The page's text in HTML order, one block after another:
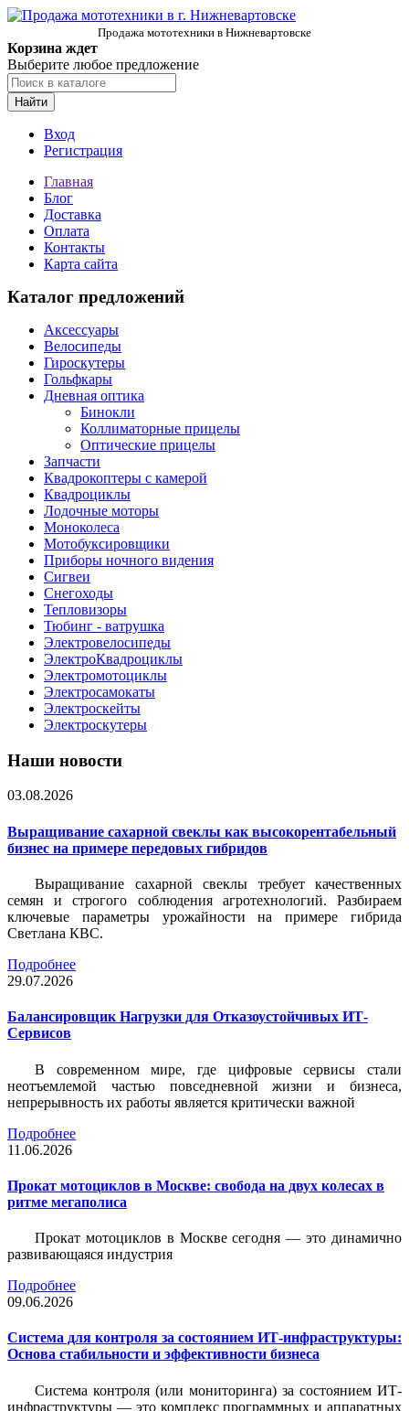
Продажа мототехники в Нижневартовске
Корзина ждет
Выберите любое предложение
Найти
Вход
Регистрация
Главная
Блог
Доставка
Оплата
Контакты
Карта сайта
Каталог предложений
Аксессуары
Велосипеды
Гироскутеры
Гольфкары
Дневная оптика
Бинокли
Коллиматорные прицелы
Оптические прицелы
Запчасти
Квадрокоптеры с камерой
Квадроциклы
Лодочные моторы
Моноколеса
Мотобуксировщики
Приборы ночного видения
Сигвеи
Снегоходы
Тепловизоры
Тюбинг - ватрушка
Электровелосипеды
ЭлектроКвадроциклы
Электромотоциклы
Электросамокаты
Электроскейты
Электроскутеры
Наши новости
03.08.2026
Выращивание сахарной свеклы как высокорентабельный
бизнес на примере передовых гибридов
Выращивание сахарной свеклы требует качественных
семян и строгого соблюдения агротехнологий. Разбираем
ключевые параметры урожайности на примере гибрида
Светлана КВС.
Подробнее
29.07.2026
Балансировщик Нагрузки для Отказоустойчивых ИТ-
Сервисов
В современном мире, где цифровые сервисы стали
неотъемлемой частью повседневной жизни и бизнеса,
непрерывность их работы является критически важной
Подробнее
11.06.2026
Прокат мотоциклов в Москве: свобода на двух колесах в
ритме мегаполиса
Прокат мотоциклов в Москве сегодня — это динамично
развивающаяся индустрия
Подробнее
09.06.2026
Система для контроля за состоянием ИТ-инфраструктуры:
Основа стабильности и эффективности бизнеса
Система контроля (или мониторинга) за состоянием ИТ-
инфраструктуры — это комплекс программных и аппаратных